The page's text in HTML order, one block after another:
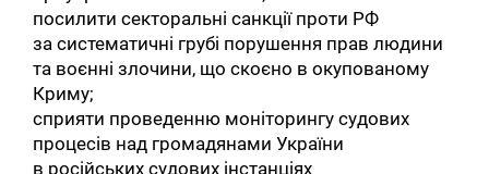
посилити секторальні санкції проти РФ
за систематичні грубі порушення прав людини
та воєнні злочини, що скоєно в окупованому
Криму;
сприяти проведенню моніторингу судових
процесів над громадянами України
в російських судових інстанціях